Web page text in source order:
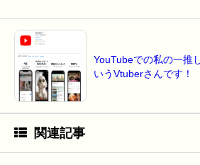
YouTubeでの私の一推
いうVtuberさんです！
関連記事